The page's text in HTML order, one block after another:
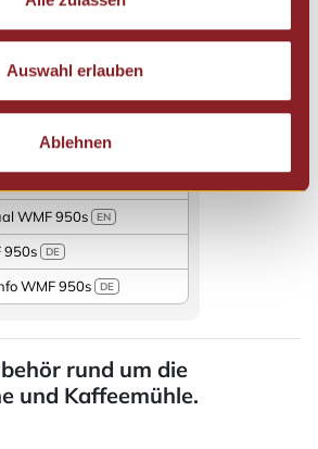
Auswahl erlauben
Ablehnen
950s
WMF 950s EN
950s DE
WMF 950s DE
rund um die
und Kaffeemühle.